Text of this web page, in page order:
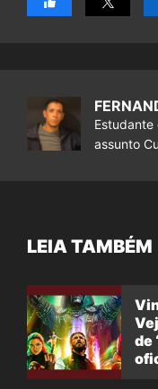
Estudante
assunto
LEIA TAMBÉM
de